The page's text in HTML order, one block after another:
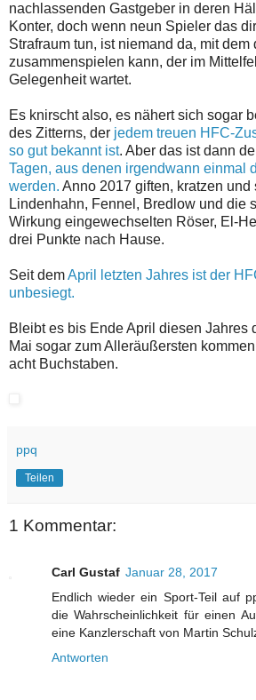
nachlassenden Gastgeber in deren
Konter, doch wenn neun Spieler das
Strafraum tun, ist niemand da, mit
zusammenspielen kann, der im
Gelegenheit wartet.
Es knirscht also, es nähert sich sogar
des Zitterns, der jedem treuen HFC-
so gut bekannt ist. Aber das ist dann
Tagen, aus denen irgendwann einmal
werden. Anno 2017 giften, kratzen und
Lindenhahn, Fennel, Bredlow und die
Wirkung eingewechselten Röser, El-
drei Punkte nach Hause.
Seit demApril letzten Jahres ist der
unbesiegt.
Bleibt es bis Ende April diesen Jahres
Mai sogar zum Alleräußersten
acht Buchstaben.
ppq
Teilen
1 Kommentar:
Carl Gustaf Januar 28, 2017
Endlich wieder ein Sport-Teil auf
die Wahrscheinlichkeit für einen
eine Kanzlerschaft von Martin
Antworten